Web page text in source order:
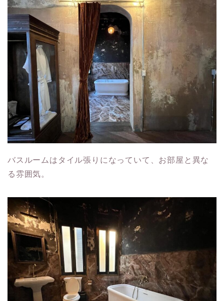
バスルームはタイル張りになっていて、お部屋と異な
る雰囲気。